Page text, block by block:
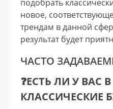
подобрать
новое,
трендам в данной
результат будет
ЧАСТО
❓ЕСТЬ ЛИ У ВАС
КЛАССИЧЕСКИЕ